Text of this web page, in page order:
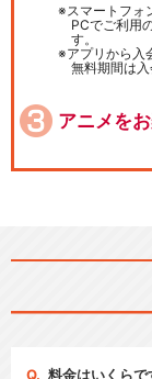
スマートフォ
PCでご利用
す。
アプリから入
無料期間は入
アニメを
料金はいくらで